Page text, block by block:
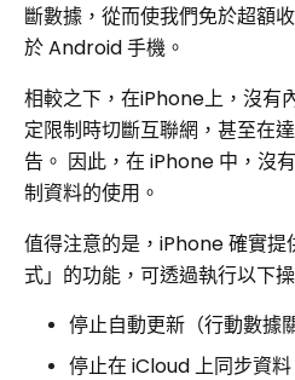
斷數據，從而使我們免於超額
於 Android 手機。
相較之下，在iPhone上，沒有
定限制時切斷互聯網，甚至在
告。 因此，在 iPhone 中，沒
制資料的使用。
值得注意的是，iPhone 確實提
式」的功能，可透過執行以下
停止自動更新（行動數據
停止在 iCloud 上同步資